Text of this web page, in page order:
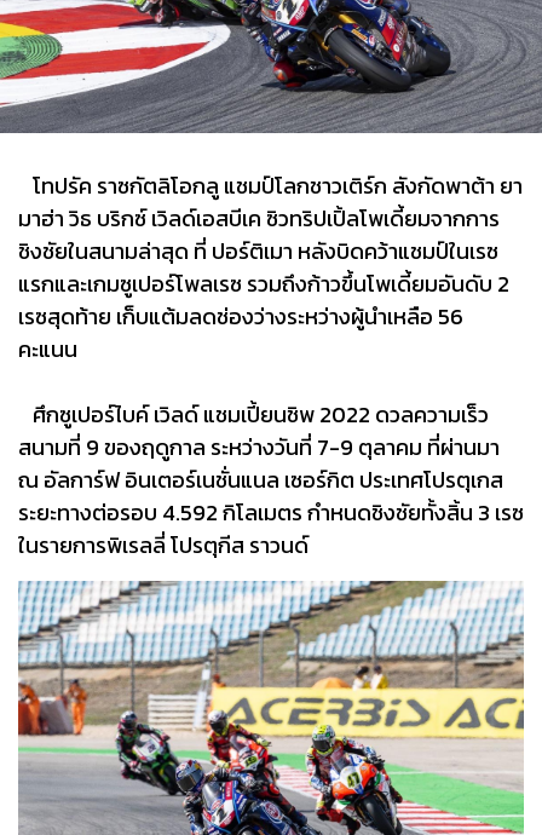
โทปรัค ราซกัตลิโอกลู แชมป์โลกชาวเติร์ก สังกัดพาต้า ยา
มาฮ่า วิธ บริกซ์ เวิลด์เอสบีเค ซิวทริปเปิ้ลโพเดี้ยมจากการ
ชิงชัยในสนามล่าสุด ที่ ปอร์ติเมา หลังบิดคว้าแชมป์ในเรซ
แรกและเกมซูเปอร์โพลเรซ รวมถึงก้าวขึ้นโพเดี้ยมอันดับ 2
เรซสุดท้าย เก็บแต้มลดช่องว่างระหว่างผู้นำเหลือ 56
คะแนน
ศึกซูเปอร์ไบค์ เวิลด์ แชมเปี้ยนชิพ 2022 ดวลความเร็ว
สนามที่ 9 ของฤดูกาล ระหว่างวันที่ 7-9 ตุลาคม ที่ผ่านมา
ณ อัลการ์ฟ อินเตอร์เนชั่นแนล เซอร์กิต ประเทศโปรตุเกส
ระยะทางต่อรอบ 4.592 กิโลเมตร กำหนดชิงชัยทั้งสิ้น 3 เรซ
ในรายการพิเรลลี่ โปรตุกีส ราวนด์